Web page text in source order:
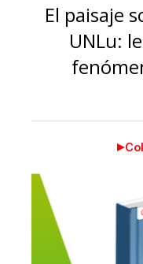
El paisaje
UNLu: